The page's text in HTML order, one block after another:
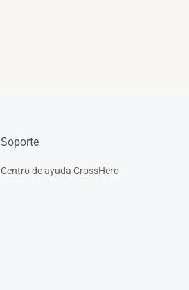
Soporte
Centro de ayuda CrossHero